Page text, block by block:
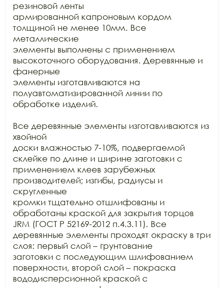
резиновой ленты
армированной капроновым кордом
толщиной не менее 10мм. Все
металлические
элементы выполнены с применением
высокоточного оборудования. Деревянные и
фанерные
элементы изготавливаются на
полуавтоматизированной линии по
обработке изделий.
Все деревянные элементы изготавливаются из
хвойной
доски влажностью 7-10%, подвергаемой
склейке по длине и ширине заготовки с
применением клеев зарубежных
производителей; изгибы, радиусы и
скругленные
кромки тщательно отшлифованы и
обработаны краской для закрытия торцов
JRM (ГОСТ Р 52169-2012 п.4.3.11). Все
деревянные элементы проходят окраску в три
слоя: первый слой – грунтование
заготовки с последующим шлифованием
поверхности, второй слой – покраска
вододисперсионной краской с